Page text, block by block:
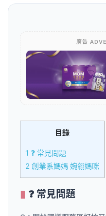
廣告
目錄
1 ❓ 常見問題
2 創業系媽媽 婉翎媽咪
❓ 常見問題